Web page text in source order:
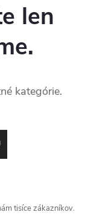
len
kategórie.
tisíce zákazníkov.